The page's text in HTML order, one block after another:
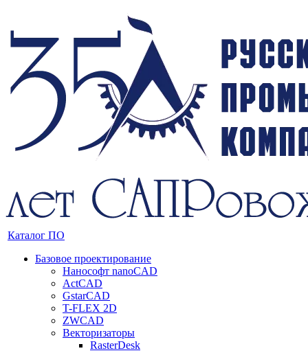
Каталог ПО
Базовое проектирование
Нанософт nanoCAD
ActCAD
GstarCAD
T-FLEX 2D
ZWCAD
Векторизаторы
RasterDesk